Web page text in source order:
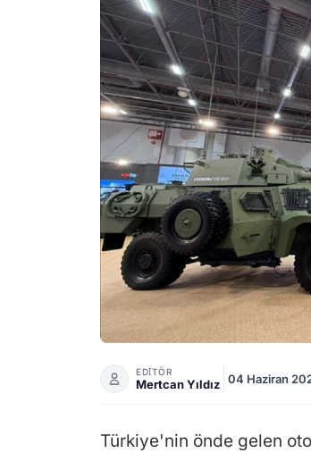
EDİTÖR
Mertcan Yıldız 04 Haziran
Türkiye'nin önde gelen